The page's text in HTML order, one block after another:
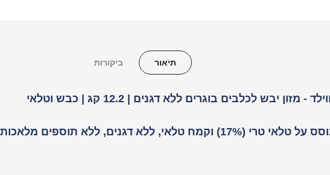
תיאור ביקורות
מזון פרימיום לכלבים בוגרים המבוסס על טלאי טרי (17%) וקמח טלאי,